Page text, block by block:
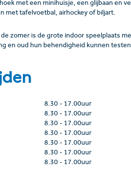
met een minihuisje, een glijbaan en
met tafelvoetbal, airhockey of biljart.
zomer is de grote indoor speelplaats
en oud hun behendigheid kunnen
8.30- 17.00uur
8.30- 17.00uur
8.30- 17.00uur
8.30- 17.00uur
8.30- 17.00uur
8.30- 17.00uur
8.30- 17.00uur